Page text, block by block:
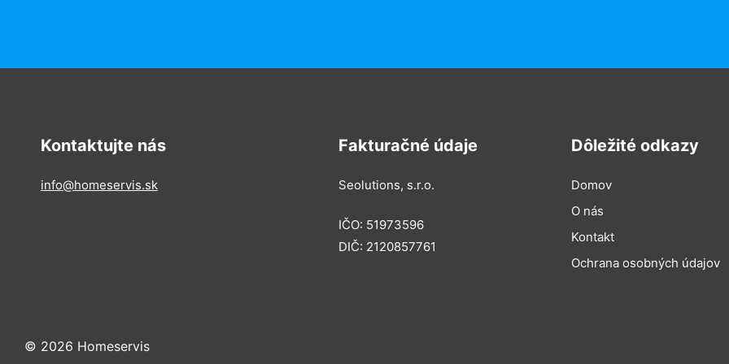
Kontaktujte nás
info@homeservis.sk
Fakturačné údaje
Seolutions, s.r.o.
IČO: 51973596
DIČ: 2120857761
Dôležité odkazy
Domov
O nás
Kontakt
Ochrana osobných údajov
© 2026 Homeservis